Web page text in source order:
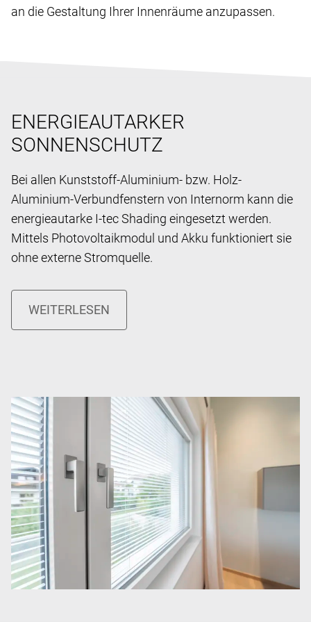
an die Gestaltung Ihrer Innenräume anzupassen.
ENERGIEAUTARKER
SONNENSCHUTZ
Bei allen Kunststoff-Aluminium- bzw. Holz-
Aluminium-Verbundfenstern von Internorm kann die
energieautarke I-tec Shading eingesetzt werden.
Mittels Photovoltaikmodul und Akku funktioniert sie
ohne externe Stromquelle.